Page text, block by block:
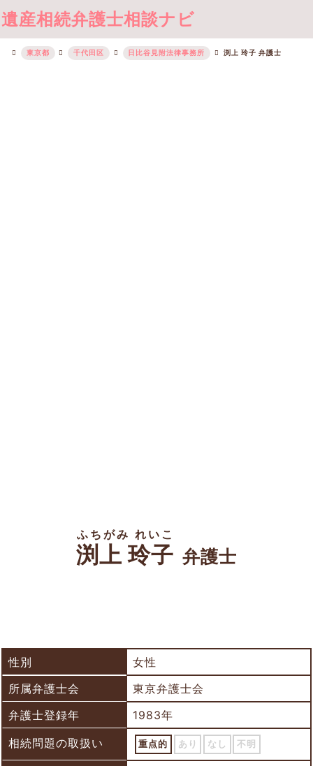
遺産相続弁護士相談ナビ
東京都 千代田区 日比谷見附法律事務所 渕上 玲子 弁護士
渕上 玲子
ふちがみ れいこ
弁護士
性別
女性
所属弁護士会
東京弁護士会
弁護士登録年
1983年
相続問題の取扱い
重点的 あり なし 不明